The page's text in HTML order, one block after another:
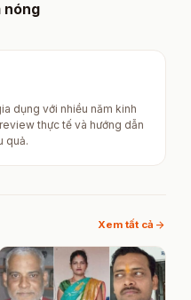
nóng​
dụng với nhiều năm kinh
thực tế và hướng dẫn
quả.
Xem tất cả arrow_forward